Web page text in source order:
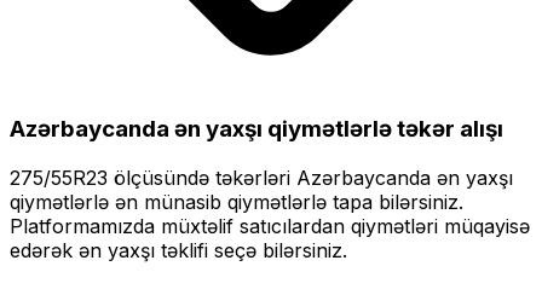
Azərbaycanda ən yaxşı qiymətlərlətəkər alışı
275/55R23 ölçüsündə təkərləri Azərbaycanda ən yaxşı
qiymətlərlə ən münasib qiymətlərlə tapa bilərsiniz.
Platformamızda müxtəlif satıcılardan qiymətləri müqayisə
edərək ən yaxşı təklifi seçə bilərsiniz.